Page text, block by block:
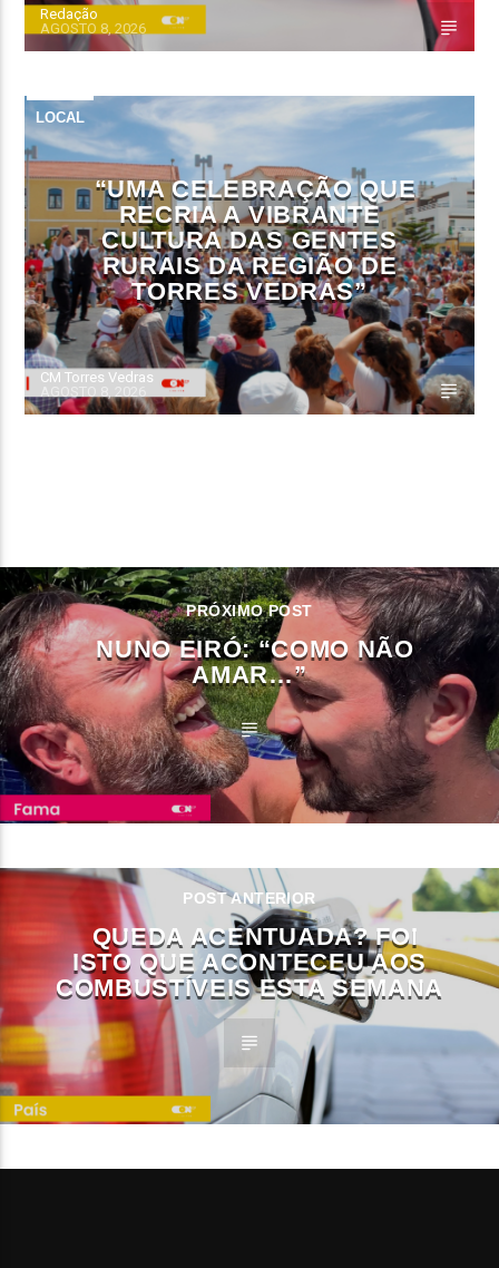
Redação
AGOSTO 8, 2026
LOCAL
“UMA CELEBRAÇÃO QUE
RECRIA A VIBRANTE
CULTURA DAS GENTES
RURAIS DA REGIÃO DE
TORRES VEDRAS”
CM Torres Vedras
AGOSTO 8, 2026
PRÓXIMO POST
NUNO EIRÓ: “COMO NÃO
AMAR…”
POST ANTERIOR
QUEDA ACENTUADA? FOI
ISTO QUE ACONTECEU AOS
COMBUSTÍVEIS ESTA SEMANA